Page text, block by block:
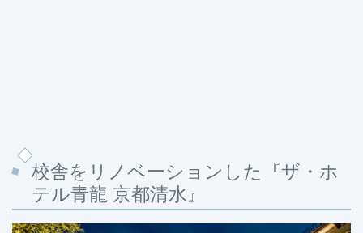
校舎をリノベーションした『ザ・ホ
テル青龍 京都清水』